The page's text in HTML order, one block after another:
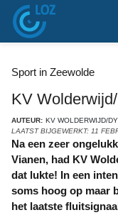
Sport in Zeewolde
KV
AUTEUR: KV WOLDERWIJD/
LAATST BIJGEWERKT: 11
Na een zeer ongelukkige nederlaag eerder het seizoen in
Vianen, had KV
dat lukte! In een
soms hoog op maar
het laatste